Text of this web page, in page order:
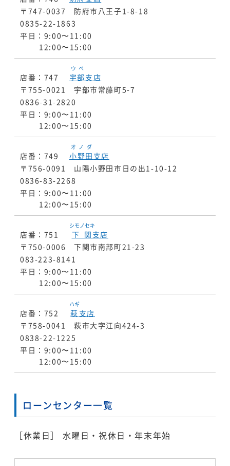
〒747-0037 防府市八王子1-8-18
0835-22-1863
平日：9:00〜11:00
12:00〜15:00
店番：747 宇部
ウベ
支店
〒755-0021 宇部市常藤町5-7
0836-31-2820
平日：9:00〜11:00
12:00〜15:00
店番：749 小野田
オノダ
支店
〒756-0091 山陽小野田市日の出1-10-12
0836-83-2268
平日：9:00〜11:00
12:00〜15:00
店番：751 下関
シモノセキ
支店
〒750-0006 下関市南部町21-23
083-223-8141
平日：9:00〜11:00
12:00〜15:00
店番：752 萩
ハギ
支店
〒758-0041 萩市大字江向424-3
0838-22-1225
平日：9:00〜11:00
12:00〜15:00
ローンセンター一覧
［休業日］ 水曜日・祝休日・年末年始